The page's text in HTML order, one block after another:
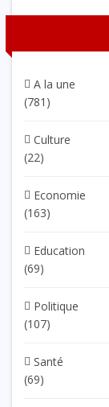
A la une
(781)
Culture
(22)
Economie
(163)
Education
(69)
Politique
(107)
Santé
(69)